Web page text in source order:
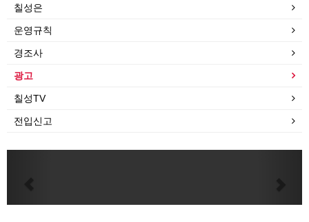
칠성은
운영규칙
경조사
광고
칠성TV
전입신고